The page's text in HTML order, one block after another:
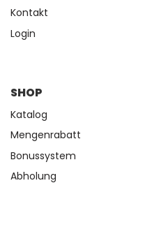
Kontakt
Login
SHOP
Katalog
Mengenrabatt
Bonussystem
Abholung